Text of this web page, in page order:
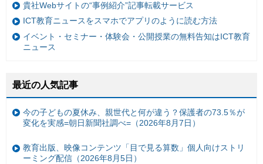
貴社Webサイトの“事例紹介”記事転載サービス
ICT教育ニュースをスマホでアプリのように読む方法
イベント・セミナー・体験会・公開授業の無料告知はICT教育
ニュース
最近の人気記事
今の子どもの夏休み、親世代と何が違う？保護者の73.5％が
変化を実感=朝日新聞社調べ=（2026年8月7日）
教育出版、映像コンテンツ「目で見る算数」個人向けストリ
ーミング配信（2026年8月5日）